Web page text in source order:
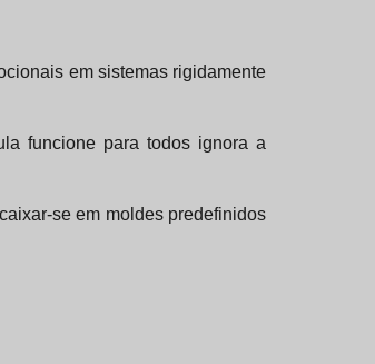
em sistemas rigidamente
funcione para todos ignora a
se em moldes predefinidos